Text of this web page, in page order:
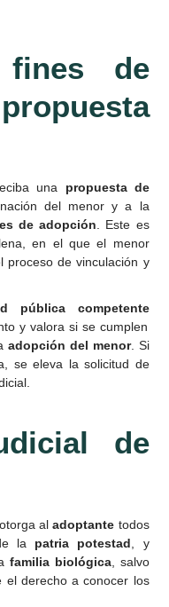
fines de
una propuesta de
del menor y a la
de adopción. Este es
en el que el menor
proceso de vinculación y
pública competente
y valora si se cumplen
adopción del menor. Si
se eleva la solicitud de
de
aladoptante todos
la patria potestad , y
familia biológica, salvo
el derecho a conocer los